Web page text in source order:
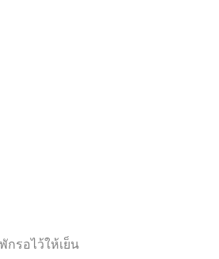
รอไว้ให้เย็น